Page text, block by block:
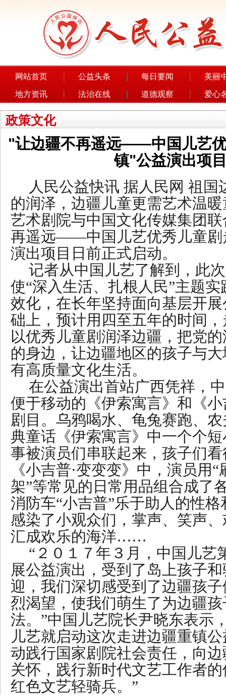
网站首页 公益头条 每日要闻 美丽
地方资讯 法治在线 道德观察 爱心
政策文化
"让边疆不再遥远——中国儿艺
镇"公益演出项
人民公益快讯 据人民网 祖国
的润泽，边疆儿童更需艺术温
艺术剧院与中国文化传媒集团
再遥远——中国儿艺优秀儿童剧
演出项目日前正式启动。
记者从中国儿艺了解到，此
使“深入生活、扎根人民”主题
效化，在长年坚持面向基层开
础上，预计用四至五年的时间
以优秀儿童剧润泽边疆，把党
的身边，让边疆地区的孩子与
有高质量文化生活。
在公益演出首站广西凭祥，
便于移动的《伊索寓言》和《
剧目。乌鸦喝水、龟兔赛跑、
典童话《伊索寓言》中一个个
事被演员们串联起来，孩子们
《小吉普·变变变》中，演员用“
架”等常见的日常用品组合成了
消防车“小吉普”乐于助人的性
感染了小观众们，掌声、笑声
汇成欢乐的海洋……
“２０１７年３月，中国儿艺
展公益演出，受到了岛上孩子
迎，我们深切感受到了边疆孩
烈渴望，使我们萌生了为边疆
法。”中国儿艺院长尹晓东表示
儿艺就启动这次走进边疆重镇
动践行国家剧院社会责任，向
关怀，践行新时代文艺工作者
红色文艺轻骑兵。”